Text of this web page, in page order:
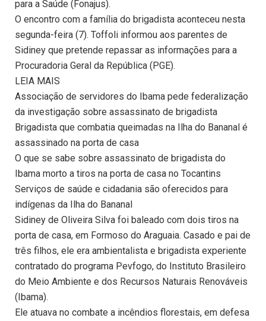
para a Saúde (Fonajus).
O encontro com a família do brigadista aconteceu nesta
segunda-feira (7). Toffoli informou aos parentes de
Sidiney que pretende repassar as informações para a
Procuradoria Geral da República (PGE).
LEIA MAIS
Associação de servidores do Ibama pede federalização
da investigação sobre assassinato de brigadista
Brigadista que combatia queimadas na Ilha do Bananal é
assassinado na porta de casa
O que se sabe sobre assassinato de brigadista do
Ibama morto a tiros na porta de casa no Tocantins
Serviços de saúde e cidadania são oferecidos para
indígenas da Ilha do Bananal
Sidiney de Oliveira Silva foi baleado com dois tiros na
porta de casa, em Formoso do Araguaia. Casado e pai de
três filhos, ele era ambientalista e brigadista experiente
contratado do programa Pevfogo, do Instituto Brasileiro
do Meio Ambiente e dos Recursos Naturais Renováveis
(Ibama).
Ele atuava no combate a incêndios florestais, em defesa